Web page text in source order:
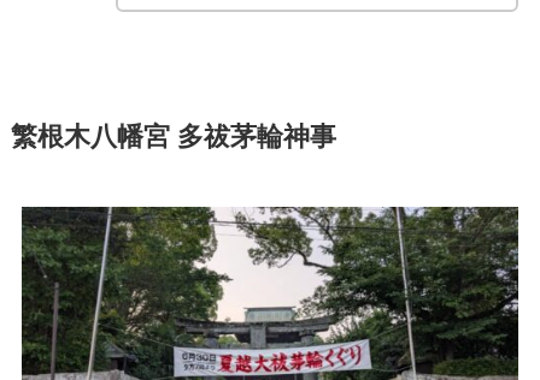
繁根木八幡宮 多祓茅輪神事